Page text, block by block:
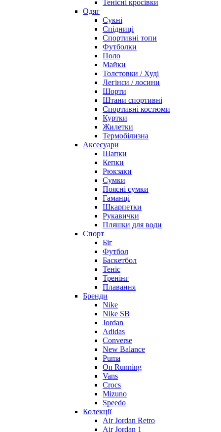
Тенісні кросівки
Одяг
Сукні
Спідниці
Спортивні топи
Футболки
Поло
Майки
Толстовки / Худі
Легінси / лосини
Шорти
Штани спортивні
Спортивні костюми
Куртки
Жилетки
Термобілизна
Аксесуари
Шапки
Кепки
Рюкзаки
Сумки
Поясні сумки
Гаманці
Шкарпетки
Рукавички
Пляшки для води
Спорт
Біг
Футбол
Баскетбол
Теніс
Тренінг
Плавання
Бренди
Nike
Nike SB
Jordan
Adidas
Converse
New Balance
Puma
On Running
Vans
Crocs
Mizuno
Speedo
Колекції
Air Jordan Retro
Air Jordan 1